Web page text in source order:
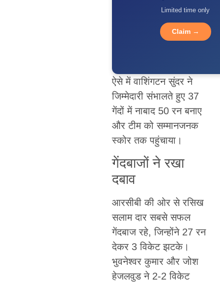
Limited time only
Claim →
ऐसे में वाशिंगटन सुंदर ने
जिम्मेदारी संभालते हुए 37
गेंदों में नाबाद 50 रन बनाए
और टीम को सम्मानजनक
स्कोर तक पहुंचाया।
गेंदबाजों ने रखा
दबाव
आरसीबी की ओर से रसिख
सलाम दार सबसे सफल
गेंदबाज रहे, जिन्होंने 27 रन
देकर 3 विकेट झटके।
भुवनेश्वर कुमार और जोश
हेजलवुड ने 2-2 विकेट